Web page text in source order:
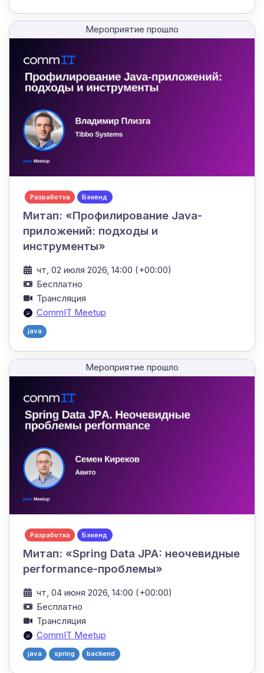
Мероприятие прошло
Разработка Бэкенд
Митап: «Профилирование Java-
приложений: подходы и
инструменты»
чт, 02 июля 2026, 14:00 (+00:00)
Бесплатно
Трансляция
CommIT Meetup
java
Мероприятие прошло
Разработка Бэкенд
Митап: «Spring Data JPA: неочевидные
performance-проблемы»
чт, 04 июня 2026, 14:00 (+00:00)
Бесплатно
Трансляция
CommIT Meetup
java spring backend